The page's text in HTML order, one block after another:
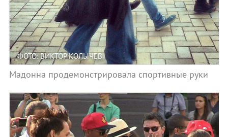
ФОТО: ВИКТОР КОЛЫЧЕВ
Мадонна продемонстрировала спортивные руки